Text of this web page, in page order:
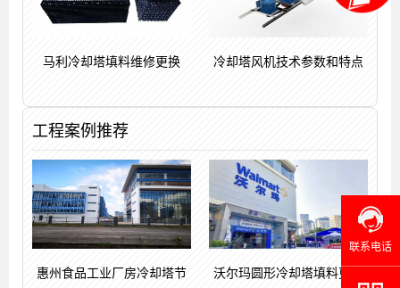
马利冷却塔填料维修更换 冷却塔风机技术参数和特点
工程案例推荐
惠州食品工业厂房冷却塔节 沃尔玛圆形冷却塔填料更换
联系电话